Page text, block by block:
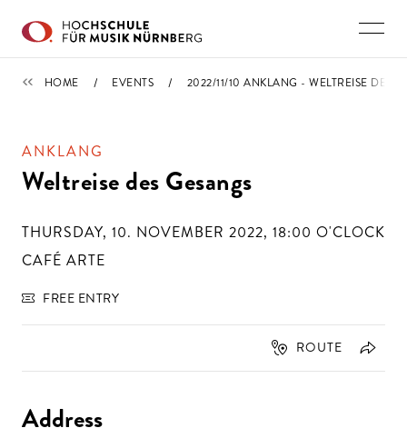
CALENDAR
HOME EVENTS 2022/11/10 ANKLANG - WELTREISE DES
ANKLANG
Weltreise des Gesangs
THURSDAY, 10. NOVEMBER 2022, 18:00 O'CLOCK
CAFÉ ARTE
FREE ENTRY
ROUTE
Address